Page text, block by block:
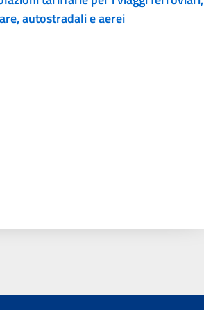
autostradali e aerei